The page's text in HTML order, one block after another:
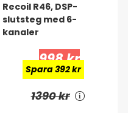
Recoil R46, DSP-
slutsteg med 6-
kanaler
998 kr
Spara 392 kr
1390 kr